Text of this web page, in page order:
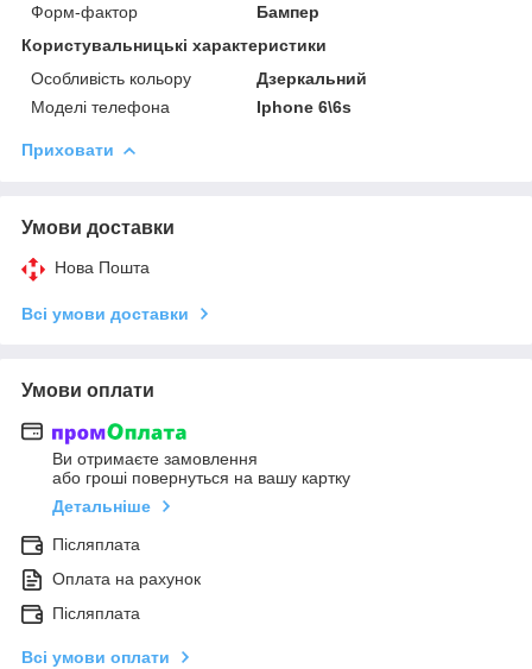
Форм-фактор
Бампер
Користувальницькі характеристики
Особливість кольору
Дзеркальний
Моделі телефона
Iphone 6\6s
Приховати
Умови доставки
Нова Пошта
Всі умови доставки
Умови оплати
Ви отримаєте замовлення
або гроші повернуться на вашу картку
Детальніше
Післяплата
Оплата на рахунок
Післяплата
Всі умови оплати